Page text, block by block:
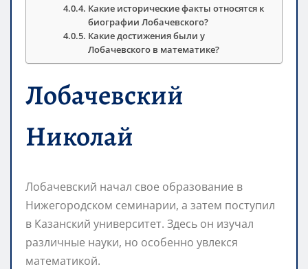
Какие исторические факты относятся к
биографии Лобачевского?
Какие достижения были у
Лобачевского в математике?
Лобачевский
Николай
Лобачевский начал свое образование в
Нижегородском семинарии, а затем поступил
в Казанский университет. Здесь он изучал
различные науки, но особенно увлекся
математикой.